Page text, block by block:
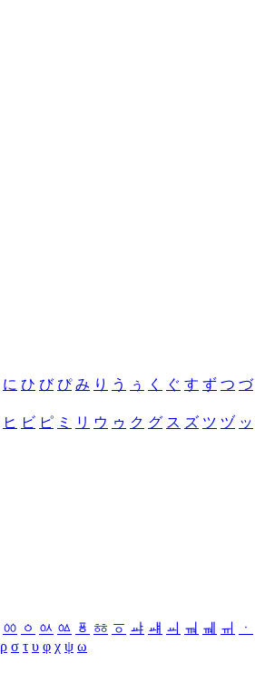
に ひ び ぴ み り う ぅ く ぐ す ず つ づ
ヒ ビ ピ ミ リ ウ ゥ ク グ ス ズ ツ ヅ ッ
ㆀ ㆁ ㆂ ㆃ ㆄ ㆅ ㆆ ㆇ ㆈ ㆉ ㆊ ㆋ ㆌ ㆍ
ρ σ τ υ φ χ ψ ω